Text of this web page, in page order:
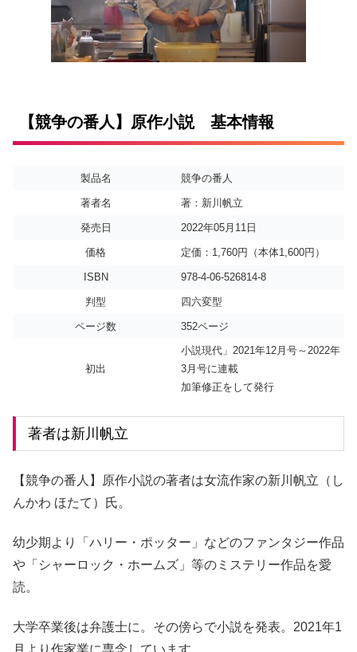
【競争の番人】原作小説 基本情報
製品名 競争の番人
著者名 著：新川帆立
発売日 2022年05月11日
価格 定価：1,760円（本体1,600円）
ISBN 978-4-06-526814-8
判型 四六変型
ページ数 352ページ
初出
小説現代」2021年12月号～2022年
3月号に連載
加筆修正をして発行
著者は新川帆立
【競争の番人】原作小説の著者は女流作家の新川帆立（し
んかわ ほたて）氏。
幼少期より「ハリー・ポッター」などのファンタジー作品
や「シャーロック・ホームズ」等のミステリー作品を愛
読。
大学卒業後は弁護士に。その傍らで小説を発表。2021年1